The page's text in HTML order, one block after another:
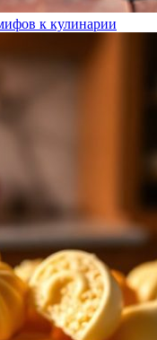
к кулинарии